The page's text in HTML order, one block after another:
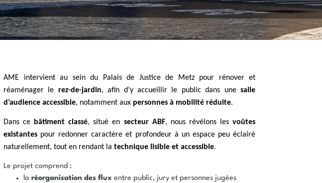
AME intervient au sein du Palais de Justice de Metz pour rénover et
réaménager le rez-de-jardin, afin d’y accueillir le public dans unesalle
d’audience accessible, notamment aux personnes à mobilité réduite.
Dans ce bâtiment classé, situé en secteur ABF, nous révélons lesvoûtes
existantes pour redonner caractère et profondeur à un espace peu éclairé
naturellement, tout en rendant la technique lisible et accessible.
Le projet comprend :
la réorganisation des flux entre public, jury et personnes jugées